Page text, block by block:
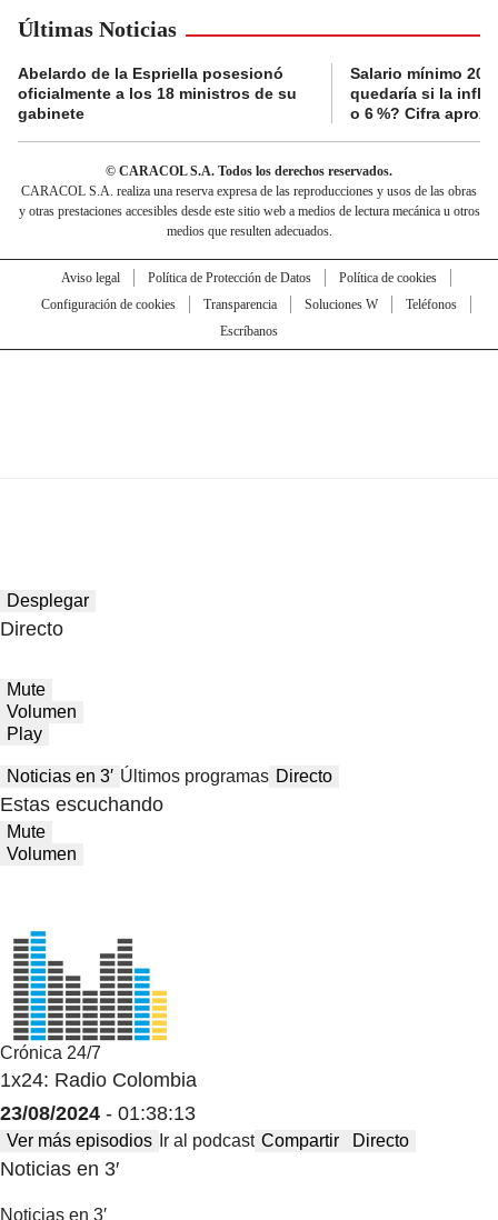
Últimas Noticias
Abelardo de la Espriella posesionó
oficialmente a los 18 ministros de su
gabinete
Salario mínimo
quedaría si la
o 6 %? Cifra
© CARACOL S.A. Todos los derechos reservados.
CARACOL S.A. realiza una reserva expresa de las reproducciones y usos de las obras
y otras prestaciones accesibles desde este sitio web a medios de lectura mecánica u otros
medios que resulten adecuados.
Aviso legal Política de Protección de Datos
Política de cookies
Configuración de cookies
Transparencia Soluciones W
Teléfonos
Escríbanos
Desplegar
Directo
Mute
Volumen
Play
Noticias en 3′ Últimos programas Directo
Estas escuchando
Mute
Volumen
Crónica 24/7
1x24: Radio Colombia
23/08/2024 - 01:38:13
Ver más episodios Ir al podcast Compartir Directo
Noticias en 3′
Noticias en 3′